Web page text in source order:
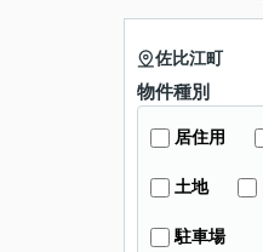
佐比江町
物件種別
居住用
土地
駐車場